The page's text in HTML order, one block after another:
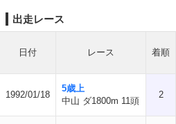
出走レース
日付 レース 着順
1992/01/18
5歳上
中山 ダ1800m 11頭
2